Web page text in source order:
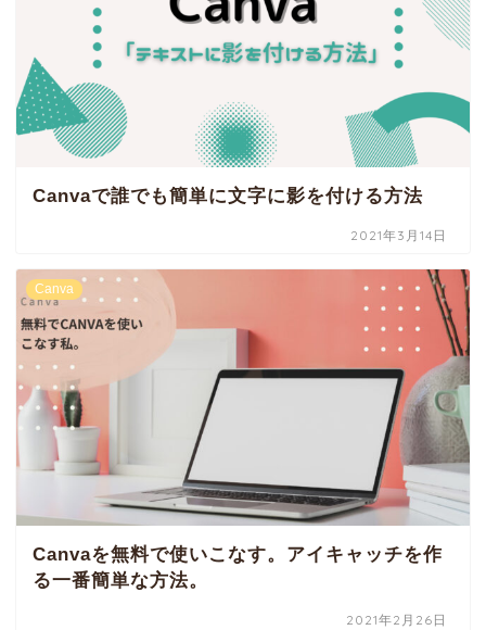
Canvaで誰でも簡単に文字に影を付ける方法
2021年3月14日
Canva
Canvaを無料で使いこなす。アイキャッチを作
る一番簡単な方法。
2021年2月26日